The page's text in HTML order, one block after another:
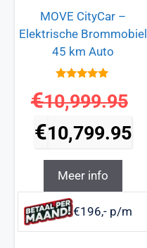
MOVE CityCar –
Elektrische Brommobiel
45 km Auto
van 5
€10,999.95
€10,799.95
Meer info
€196,- p/m